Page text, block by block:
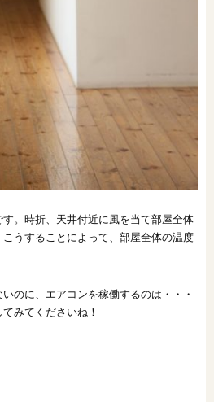
。時折、天井付近に風を当て部屋全体
うすることによって、部屋全体の温度
のに、エアコンを稼働するのは・・・
みてくださいね！